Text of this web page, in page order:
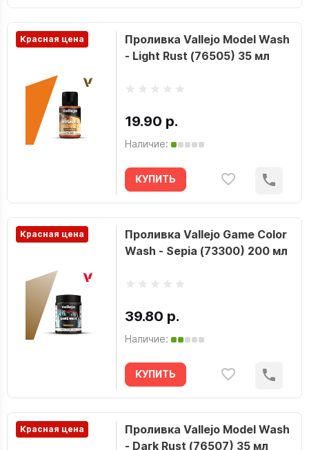
Красная цена
Проливка Vallejo Model Wash
- Light Rust (76505) 35 мл
19.90 р.
Наличие:
КУПИТЬ
Красная цена
Проливка Vallejo Game Color
Wash - Sepia (73300) 200 мл
39.80 р.
Наличие:
КУПИТЬ
Красная цена
Проливка Vallejo Model Wash
- Dark Rust (76507) 35 мл